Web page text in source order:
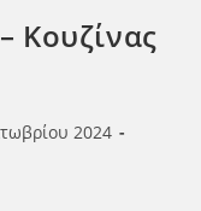
Κουζίνας
2024